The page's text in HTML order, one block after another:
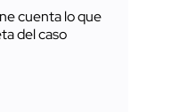
cuenta lo que
del caso